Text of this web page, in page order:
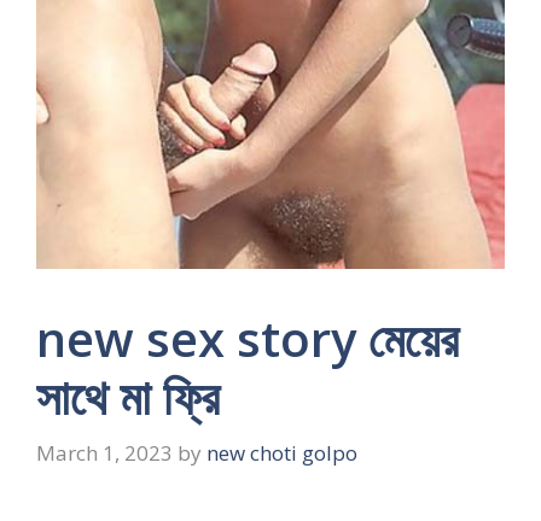
new sex story মেয়ের
সাথে মা ফ্রি
March 1, 2023 by new choti golpo